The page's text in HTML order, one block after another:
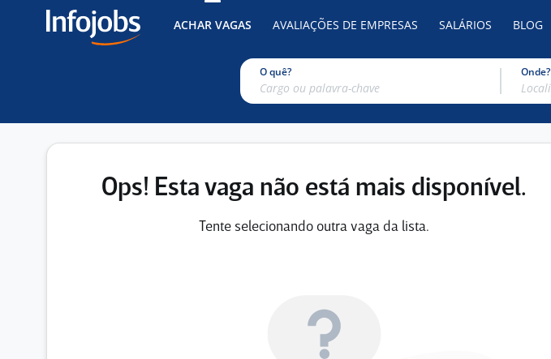
ACHAR VAGAS AVALIAÇÕES DE EMPRESAS SALÁRIOS BLOG
O quê? Onde?
Ops! Esta vaga não está mais disponível.
Tente selecionando outra vaga da lista.